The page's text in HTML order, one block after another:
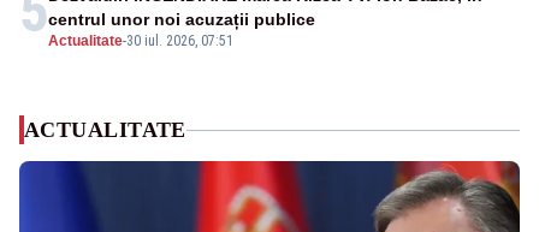
Actualitate-30 iul. 2026, 07:51
centrul unor noi acuzații publice
ACTUALITATE